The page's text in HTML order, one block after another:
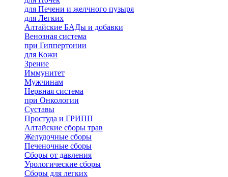
для Печени и желчного пузыря
для Легких
Алтайские БАДы и добавки
Венозная система
при Гиппертонии
для Кожи
Зрение
Иммунитет
Мужчинам
Нервная система
при Онкологии
Суставы
Простуда и ГРИПП
Алтайские сборы трав
Желудочные сборы
Печеночные сборы
Сборы от давления
Урологические сборы
Сборы для легких